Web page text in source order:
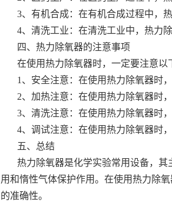
3、有机合成：在有机合成过程中，
4、清洗工业：在清洗工业中，热力
四、热力除氧器的注意事项
在使用热力除氧器时，一定要注意以
1、安全注意：在使用热力除氧器时
2、加热注意：在使用热力除氧器时
3、清洗注意：在使用热力除氧器时
4、调试注意：在使用热力除氧器时
五、总结
热力除氧器是化学实验常用设备，
用和惰性气体保护作用。在使用热力除
的准确性。